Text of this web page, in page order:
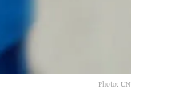
Photo: UN